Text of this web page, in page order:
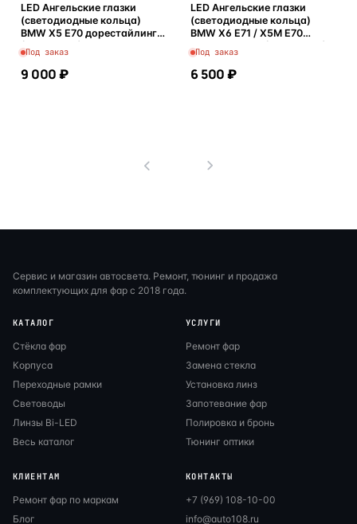
LED Ангельские глазки
(светодиодные кольца)
BMW X5 E70 дорестайлинг
(2007-2010)
Под заказ
9 000 ₽
LED Ангельские глазки
(светодиодные кольца)
BMW X6 E71 / X5M E70
дорестайлинг (2006-2012)
Под заказ
6 500 ₽
Сервис и магазин автосвета. Ремонт, тюнинг и продажа
комплектующих для фар с 2018 года.
КАТАЛОГ
Стёкла фар
Корпуса
Переходные рамки
Световоды
Линзы Bi-LED
Весь каталог
УСЛУГИ
Ремонт фар
Замена стекла
Установка линз
Запотевание фар
Полировка и бронь
Тюнинг оптики
КЛИЕНТАМ
Ремонт фар по маркам
Блог
КОНТАКТЫ
+7 (969) 108-10-00
info@auto108.ru